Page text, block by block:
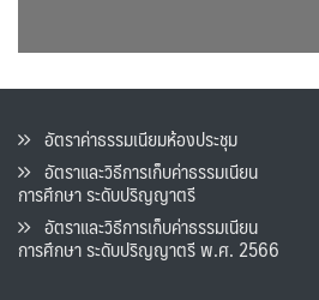
อัตราค่าธรรมเนียมห้องประชุม
อัตราและวิธีการเก็บค่าธรรมเนียน
การศึกษา ระดับปริญญาตรี
อัตราและวิธีการเก็บค่าธรรมเนียน
การศึกษา ระดับปริญญาตรี พ.ศ. 2566